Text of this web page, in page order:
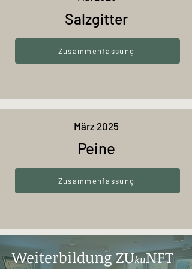
Salzgitter
Zusammenfassung
März 2025
Peine
Zusammenfassung
Weiterbildung ZUkuNFT